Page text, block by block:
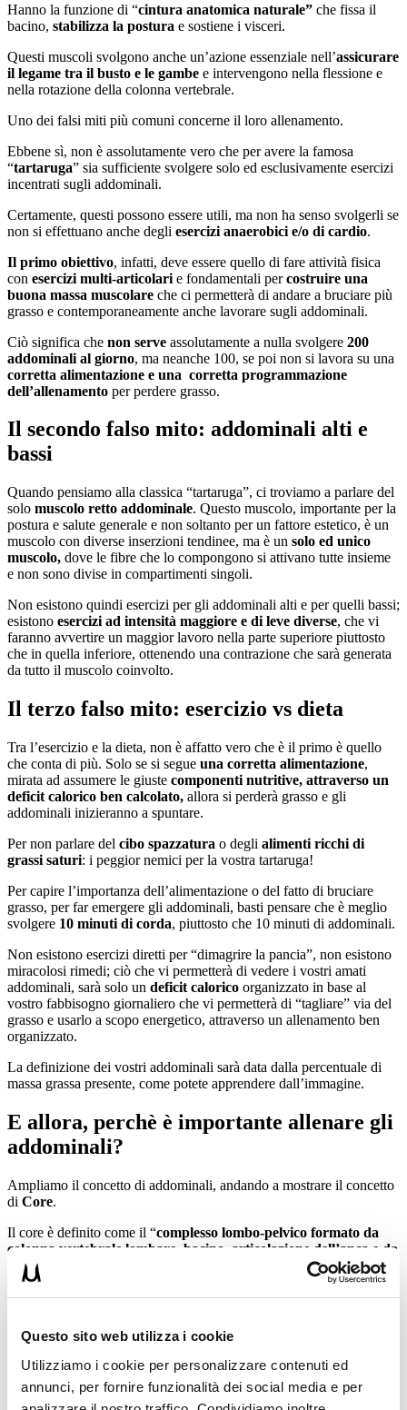
Questo sito web utilizza i cookie
Utilizziamo i cookie per personalizzare contenuti ed
annunci, per fornire funzionalità dei social media e per
Hanno la funzione di “cintura anatomica naturale” che fissa il
bacino, stabilizza la postura e sostiene i visceri.
Questi muscoli svolgono anche un’azione essenziale nell’assicurare
il legame tra il busto e le gambe e intervengono nella flessione e
nella rotazione della colonna vertebrale.
Uno dei falsi miti più comuni concerne il loro allenamento.
Ebbene sì, non è assolutamente vero che per avere la famosa
“tartaruga” sia sufficiente svolgere solo ed esclusivamente esercizi
incentrati sugli addominali.
Certamente, questi possono essere utili, ma non ha senso svolgerli se
non si effettuano anche degli esercizi anaerobici e/o di cardio.
Il primo obiettivo, infatti, deve essere quello di fare attività fisica
con esercizi multi-articolari e fondamentali percostruire una
buona massa muscolare che ci permetterà di andare a bruciare più
grasso e contemporaneamente anche lavorare sugli addominali.
Ciò significa che non serve assolutamente a nulla svolgere 200
addominali al giorno, ma neanche 100, se poi non si lavora su una
corretta alimentazione e una corretta programmazione
dell’allenamento per perdere grasso.
Il secondo falso mito: addominali alti e
bassi
Quando pensiamo alla classica “tartaruga”, ci troviamo a parlare del
solo muscolo retto addominale. Questo muscolo, importante per la
postura e salute generale e non soltanto per un fattore estetico, è un
muscolo con diverse inserzioni tendinee, ma è un solo ed unico
muscolo, dove le fibre che lo compongono si attivano tutte insieme
e non sono divise in compartimenti singoli.
Non esistono quindi esercizi per gli addominali alti e per quelli bassi;
esistono esercizi ad intensità maggiore e di leve diverse, che vi
faranno avvertire un maggior lavoro nella parte superiore piuttosto
che in quella inferiore, ottenendo una contrazione che sarà generata
da tutto il muscolo coinvolto.
Il terzo falso mito: esercizio vs dieta
Tra l’esercizio e la dieta, non è affatto vero che è il primo è quello
che conta di più. Solo se si segue una corretta alimentazione,
mirata ad assumere le giuste componenti nutritive, attraverso un
deficit calorico ben calcolato, allora si perderà grasso e gli
addominali inizieranno a spuntare.
Per non parlare del cibo spazzatura o degli alimenti ricchi di
grassi saturi: i peggior nemici per la vostra tartaruga!
Per capire l’importanza dell’alimentazione o del fatto di bruciare
grasso, per far emergere gli addominali, basti pensare che è meglio
svolgere 10 minuti di corda, piuttosto che 10 minuti di addominali.
Non esistono esercizi diretti per “dimagrire la pancia”, non esistono
miracolosi rimedi; ciò che vi permetterà di vedere i vostri amati
addominali, sarà solo un deficit calorico organizzato in base al
vostro fabbisogno giornaliero che vi permetterà di “tagliare” via del
grasso e usarlo a scopo energetico, attraverso un allenamento ben
organizzato.
La definizione dei vostri addominali sarà data dalla percentuale di
massa grassa presente, come potete apprendere dall’immagine.
E allora, perchè è importante allenare gli
addominali?
Ampliamo il concetto di addominali, andando a mostrare il concetto
di Core.
Il core è definito come il “complesso lombo-pelvico formato da
colonna vertebrale lombare, bacino, articolazione dell’anca e da
tutti i muscoli che producono o limitano i movimenti di questi
segmenti
anche per i gesti della vita quotidiana, perché da sostegno alla
colonna vertebrale, migliora la postura, riduce l’iperlordosi lombare
(nel caso in cui sia presente) e amplifica la stabilità dell’intera catena